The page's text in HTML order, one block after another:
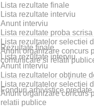
Lista rezultate finale
Lista rezultate interviu
Anunt interviu
Lista rezultate proba scrisa
Lista rezultatelor selectiei
Anunt organizare concurs
comunicare si relatii
Rezultate finale
Lista rezultate interviu
Anunt interviu
Lista rezultatelor obţinute
Lista rezultatelor selectiei
Anunt organizare concurs
relatii publice
Fonduri arhivistice predate